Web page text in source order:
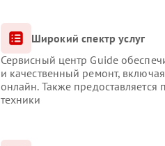
Широкий спектр услуг
Сервисный центр Guide
и качественный ремонт,
онлайн. Также
техники